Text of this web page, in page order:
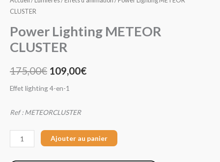
CLUSTER
Power Lighting METEOR
CLUSTER
175,00€ 109,00€
Effet lighting 4-en-1
Ref : METEORCLUSTER
Ajouter au panier